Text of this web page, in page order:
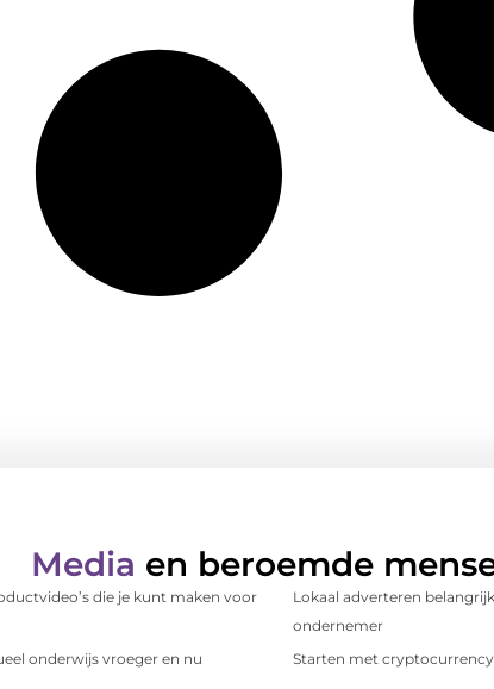
Media en beroemde
die je kunt maken voor
Lokaal adverteren
ondernemer
onderwijs vroeger en nu Starten met cryptocurrency